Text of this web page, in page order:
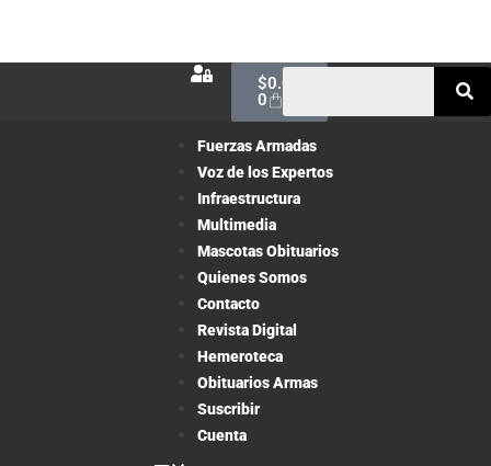
$0.00
0
Fuerzas Armadas
Voz de los Expertos
Infraestructura
Multimedia
Mascotas Obituarios
Quienes Somos
Contacto
Revista Digital
Hemeroteca
Obituarios Armas
Suscribir
Cuenta